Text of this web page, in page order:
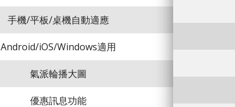
手機/平板/桌機自動適應
Android/iOS/Windows適用
氣派輪播大圖
優惠訊息功能